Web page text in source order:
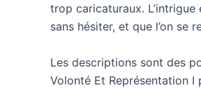
trop caricaturaux.
sans hésiter, et que l’on se
Les descriptions sont des
Volonté Et Représentation I